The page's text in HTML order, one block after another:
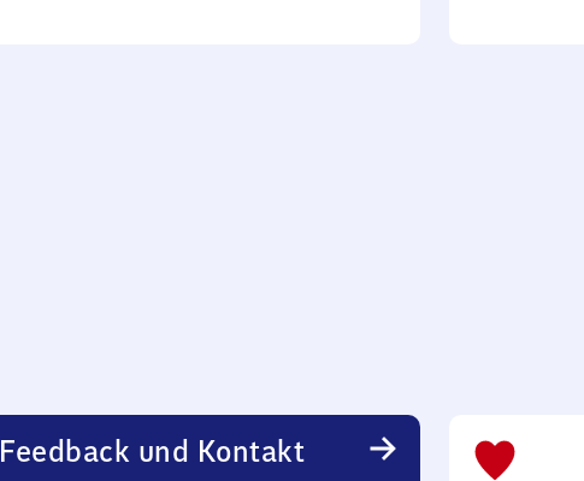
Feedback und Kontakt